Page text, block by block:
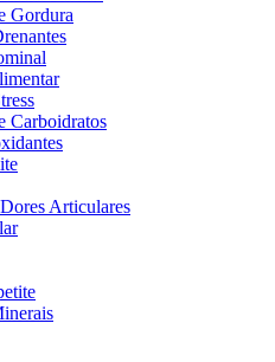
Gordura
Carboidratos
Articulares